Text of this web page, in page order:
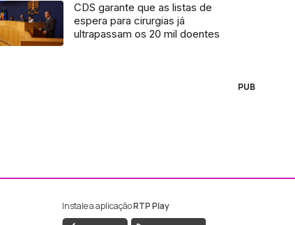
CDS garante que as listas de
espera para cirurgias já
ultrapassam os 20 mil doentes
PUB
da RTP Madeira
da RTP Madeira
Instale a aplicaçãoRTP Play